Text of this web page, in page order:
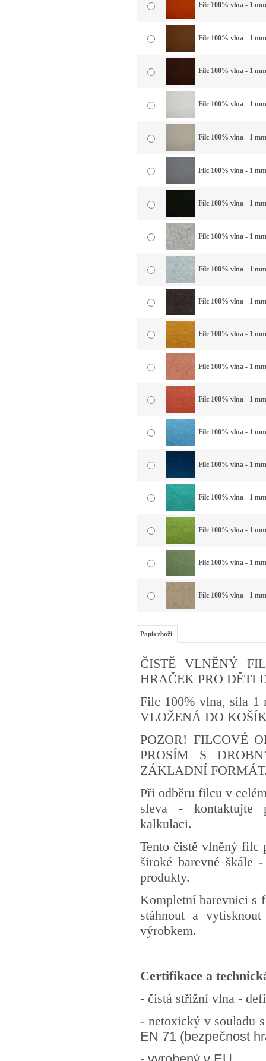
Filc 100% vlna - 1
Filc 100% vlna - 1
Filc 100% vlna - 1
Filc 100% vlna - 1
Filc 100% vlna - 1
Filc 100% vlna - 1
Filc 100% vlna - 1
Filc 100% vlna - 1
Filc 100% vlna - 1
Filc 100% vlna - 1
Filc 100% vlna - 1
Filc 100% vlna - 1
Filc 100% vlna - 1
Filc 100% vlna - 1
Filc 100% vlna - 1
Filc 100% vlna - 1
Filc 100% vlna - 1
Filc 100% vlna - 1
Filc 100% vlna - 1
Popis zboží
ČISTĚ VLNĚNÝ
HRAČEK PRO DĚTI
Filc 100% vlna, síla 1
VLOŽENÁ DO
POZOR! FILCOVÉ
PROSÍM S
ZÁKLADNÍ
Při odběru filcu v
sleva - kontaktujte
kalkulaci.
Tento čistě vlněný filc
široké barevné škále
produkty.
Kompletní barevnici s
stáhnout a
výrobkem.
Certifikace a
- čistá střižní vlna -
- netoxický v souladu
EN 71 (bezpečnost